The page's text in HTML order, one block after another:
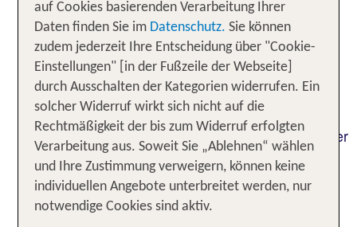
Zusammen mehr erleben! Mit TUI Gruppenreisen
teilen Sie besondere Ferienerlebnisse mit
Menschen, die Ihnen wichtig sind. Ob Familie,
Freunde, Vereins- oder Arbeitskollegen. Ob im
Club, einem Sporthotel oder einem TUI Hotel an
den schönsten Flecken der Welt. Natürlich bieten
wir Ihnen auch Reisen in der Gruppe für Paare oder
Alleinreisende.
Wir schneidern Ihnen Ihr Gruppenangebot, damit
Sie gemeinsam die Welt entdecken, Highlights
auf Cookies basierenden Verarbeitung Ihrer
Daten finden Sie im Datenschutz. Sie können
zudem jederzeit Ihre Entscheidung über "Cookie-
Einstellungen" [in der Fußzeile der Webseite]
durch Ausschalten der Kategorien widerrufen. Ein
solcher Widerruf wirkt sich nicht auf die
Rechtmäßigkeit der bis zum Widerruf erfolgten
Verarbeitung aus. Soweit Sie „Ablehnen“ wählen
und Ihre Zustimmung verweigern, können keine
individuellen Angebote unterbreitet werden, nur
notwendige Cookies sind aktiv.